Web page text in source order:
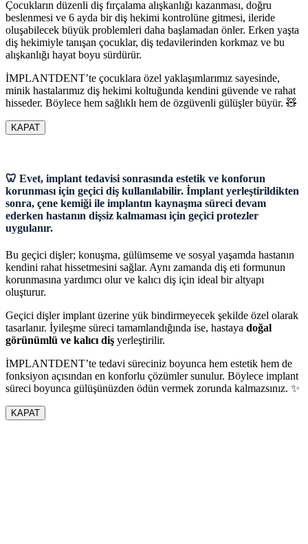
Çocukların düzenli diş fırçalama alışkanlığı kazanması, doğru
beslenmesi ve 6 ayda bir diş hekimi kontrolüne gitmesi, ileride
oluşabilecek büyük problemleri daha başlamadan önler. Erken yaşta
diş hekimiyle tanışan çocuklar, diş tedavilerinden korkmaz ve bu
alışkanlığı hayat boyu sürdürür.
İMPLANTDENT’te çocuklara özel yaklaşımlarımız sayesinde,
minik hastalarımız diş hekimi koltuğunda kendini güvende ve rahat
hisseder. Böylece hem sağlıklı hem de özgüvenli gülüşler büyür. 🧸
KAPAT
🦷 Evet, implant tedavisi sonrasında estetik ve konforun
korunması için geçici diş kullanılabilir. İmplant yerleştirildikten
sonra, çene kemiği ile implantın kaynaşma süreci devam
ederken hastanın dişsiz kalmaması için geçici protezler
uygulanır.
Bu geçici dişler; konuşma, gülümseme ve sosyal yaşamda hastanın
kendini rahat hissetmesini sağlar. Aynı zamanda diş eti formunun
korunmasına yardımcı olur ve kalıcı diş için ideal bir altyapı
oluşturur.
Geçici dişler implant üzerine yük bindirmeyecek şekilde özel olarak
tasarlanır. İyileşme süreci tamamlandığında ise, hastaya doğal
görünümlü ve kalıcı diş yerleştirilir.
İMPLANTDENT’te tedavi süreciniz boyunca hem estetik hem de
fonksiyon açısından en konforlu çözümler sunulur. Böylece implant
süreci boyunca gülüşünüzden ödün vermek zorunda kalmazsınız. ✨
KAPAT